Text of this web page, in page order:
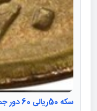
سکه 50ریالی 60 دور جمهوری